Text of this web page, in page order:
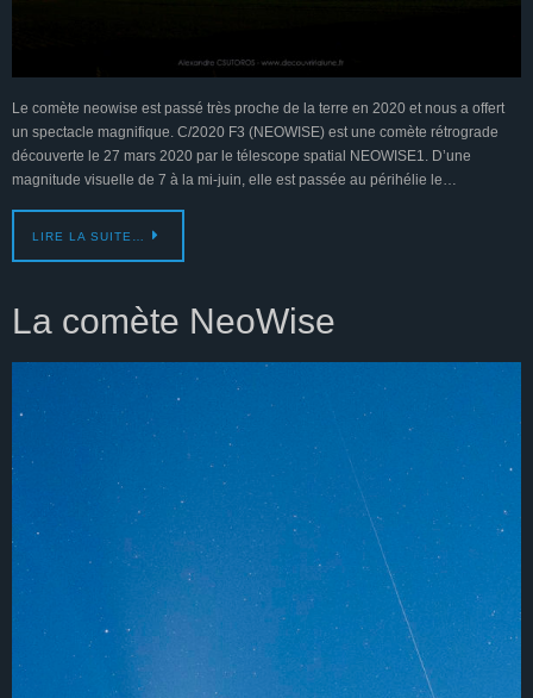
Le comète neowise est passé très proche de la terre en 2020 et nous a offert
un spectacle magnifique. C/2020 F3 (NEOWISE) est une comète rétrograde
découverte le 27 mars 2020 par le télescope spatial NEOWISE1. D’une
magnitude visuelle de 7 à la mi-juin, elle est passée au périhélie le…
LIRE LA SUITE…
La comète NeoWise